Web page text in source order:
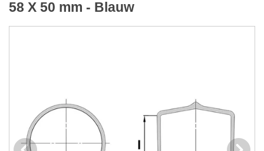
58 X 50 mm - Blauw